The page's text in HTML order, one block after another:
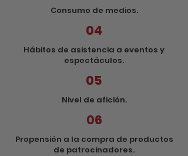
Consumo de medios.
04
Hábitos de asistencia a eventos y
espectáculos.
05
Nivel de afición.
06
Propensión a la compra de productos
de patrocinadores.